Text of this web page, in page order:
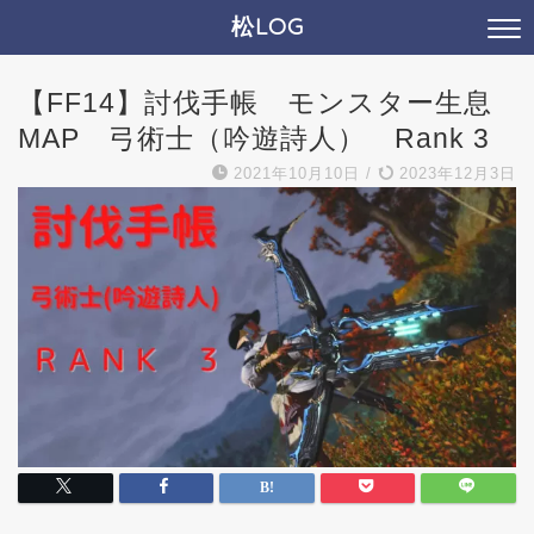
松LOG
【FF14】討伐手帳 モンスター生息
MAP 弓術士（吟遊詩人） Rank 3
2021年10月10日 / 2023年12月3日